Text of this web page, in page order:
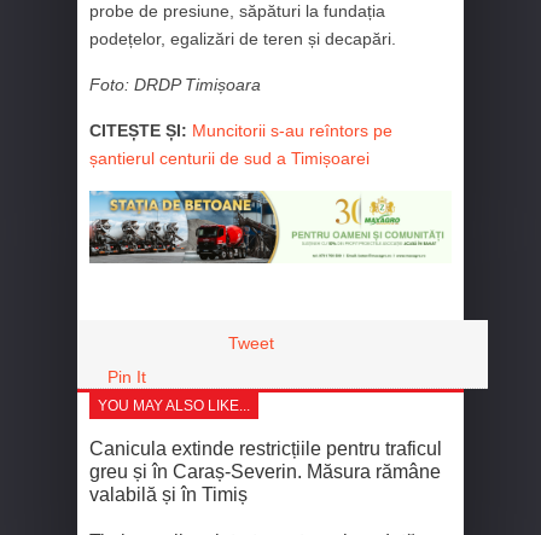
probe de presiune, săpături la fundația
podețelor, egalizări de teren și decapări.
Foto: DRDP Timișoara
CITEȘTE ȘI: Muncitorii s-au reîntors pe
șantierul centurii de sud a Timișoarei
Tweet
Pin It
YOU MAY ALSO LIKE...
Canicula extinde restricțiile pentru traficul
greu și în Caraș-Severin. Măsura rămâne
valabilă și în Timiș